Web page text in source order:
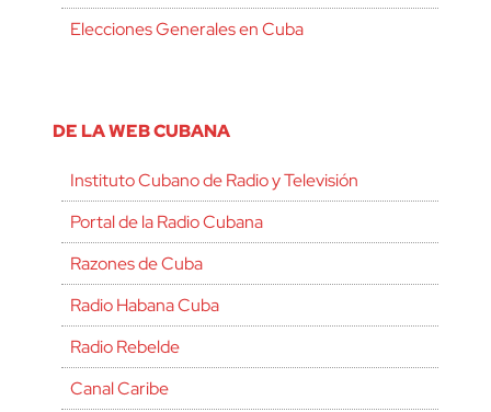
Elecciones Generales en Cuba
DE LA WEB CUBANA
Instituto Cubano de Radio y Televisión
Portal de la Radio Cubana
Razones de Cuba
Radio Habana Cuba
Radio Rebelde
Canal Caribe